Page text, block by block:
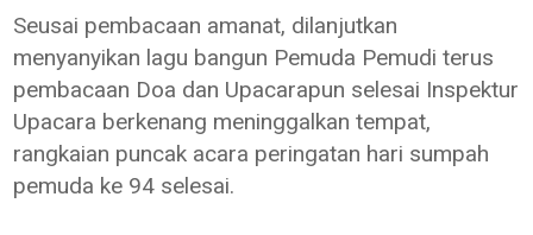
Seusai pembacaan amanat, dilanjutkan
menyanyikan lagu bangun Pemuda Pemudi terus
pembacaan Doa dan Upacarapun selesai Inspektur
Upacara berkenang meninggalkan tempat,
rangkaian puncak acara peringatan hari sumpah
pemuda ke 94 selesai.